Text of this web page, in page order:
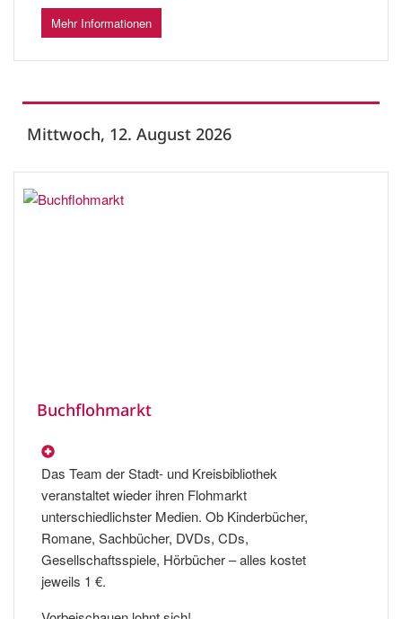
Mehr Informationen
Mittwoch, 12. August 2026
Buchflohmarkt
Das Team der Stadt- und Kreisbibliothek
veranstaltet wieder ihren Flohmarkt
unterschiedlichster Medien. Ob Kinderbücher,
Romane, Sachbücher, DVDs, CDs,
Gesellschaftsspiele, Hörbücher – alles kostet
jeweils 1 €.